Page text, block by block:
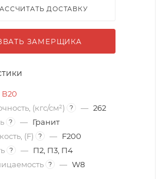
ДОСТАВКУ
ЗАМЕРЩИКА
В20
(кгс/см²)
? — 262
? — Гранит
(F)
? — F200
? — П2, П3, П4
? — W8